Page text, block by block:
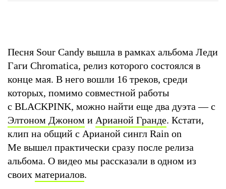
Песня Sour Candy вышла в рамках альбома Леди
Гаги Chromatica, релиз которого состоялся в
конце мая. В него вошли 16 треков, среди
которых, помимо совместной работы
с BLACKPINK, можно найти еще два дуэта — с
Элтоном Джоном и Арианой Гранде. Кстати,
клип на общий с Арианой сингл Rain on
Me вышел практически сразу после релиза
альбома. О видео мы рассказали в одном из
своих материалов.